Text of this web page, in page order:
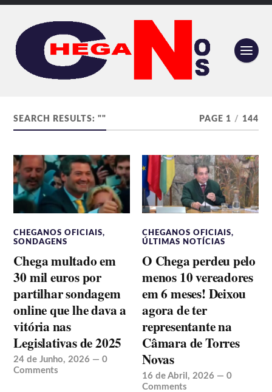
SEARCH RESULTS: "" PAGE 1 / 144
CHEGANOS OFICIAIS,
SONDAGENS
Chega multado em
30 mil euros por
partilhar sondagem
online que lhe dava a
vitória nas
Legislativas de 2025
24 de Junho, 2026 —0
Comments
CHEGANOS OFICIAIS,
ÚLTIMAS NOTÍCIAS
O Chega perdeu pelo
menos 10 vereadores
em 6 meses! Deixou
agora de ter
representante na
Câmara de Torres
Novas
16 de Abril, 2026 —0
Comments